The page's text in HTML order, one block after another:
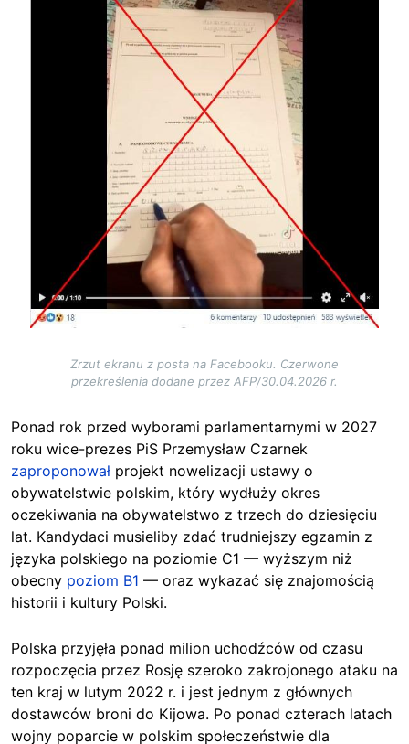
Zrzut ekranu z posta na Facebooku. Czerwone
przekreślenia dodane przez AFP/30.04.2026 r.
Ponad rok przed wyborami parlamentarnymi w 2027
roku wice-prezes PiS Przemysław Czarnek
zaproponował projekt nowelizacji ustawy o
obywatelstwie polskim, który wydłuży okres
oczekiwania na obywatelstwo z trzech do dziesięciu
lat. Kandydaci musieliby zdać trudniejszy egzamin z
języka polskiego na poziomie C1 — wyższym niż
obecny poziom B1 — oraz wykazać się znajomością
historii i kultury Polski.
Polska przyjęła ponad milion uchodźców od czasu
rozpoczęcia przez Rosję szeroko zakrojonego ataku na
ten kraj w lutym 2022 r. i jest jednym z głównych
dostawców broni do Kijowa. Po ponad czterach latach
wojny poparcie w polskim społeczeństwie dla